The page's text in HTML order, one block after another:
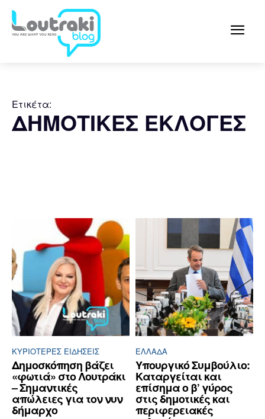
Ετικέτα:
ΔΗΜΟΤΙΚΕΣ ΕΚΛΟΓΕΣ
ΚΥΡΙΌΤΕΡΕΣ ΕΙΔΉΣΕΙΣ
Δημοσκόπηση βάζει
«φωτιά» στο Λουτράκι
– Σημαντικές
απώλειες για τον νυν
δήμαρχο
ΕΛΛΆΔΑ
Υπουργικό Συμβούλιο:
Καταργείται και
επίσημα ο β’ γύρος
στις δημοτικές και
περιφερειακές